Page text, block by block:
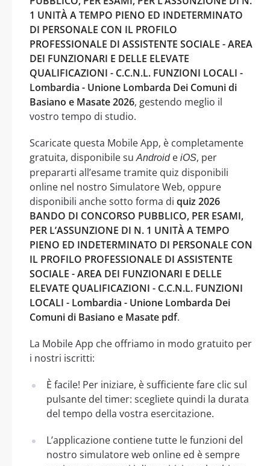
1 UNITÀ A TEMPO PIENO ED INDETERMINATO
DI PERSONALE CON IL PROFILO
PROFESSIONALE DI ASSISTENTE SOCIALE - AREA
DEI FUNZIONARI E DELLE ELEVATE
QUALIFICAZIONI - C.C.N.L. FUNZIONI LOCALI -
Lombardia - Unione Lombarda Dei Comuni di
Basiano e Masate 2026, gestendo meglio il
vostro tempo di studio.
Scaricate questa Mobile App, è completamente
gratuita, disponibile suAndroide iOS, per
prepararti all’esame tramite quiz disponibili
online nel nostro Simulatore Web, oppure
disponibili anche sotto forma di quiz 2026
BANDO DI CONCORSO PUBBLICO, PER ESAMI,
PER L’ASSUNZIONE DI N. 1 UNITÀ A TEMPO
PIENO ED INDETERMINATO DI PERSONALE CON
IL PROFILO PROFESSIONALE DI ASSISTENTE
SOCIALE - AREA DEI FUNZIONARI E DELLE
ELEVATE QUALIFICAZIONI - C.C.N.L. FUNZIONI
LOCALI - Lombardia - Unione Lombarda Dei
Comuni di Basiano e Masate pdf.
La Mobile App che offriamo in modo gratuito per
i nostri iscritti:
È facile! Per iniziare, è sufficiente fare clic sul
pulsante del timer: scegliete quindi la durata
del tempo della vostra esercitazione.
L’applicazione contiene tutte le funzioni del
nostro simulatore web online ed è sempre